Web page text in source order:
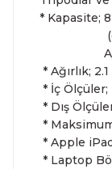
* Kapasite;
(en fazla
Ayrıca
* Ağırlık;
* İç Ölçüler;
* Dış
*
* Apple
* Laptop